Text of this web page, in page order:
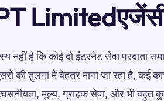
नहीं है कि कोई दो इंटरनेट सेवा प्रदाता
की तुलना में बेहतर माना जा रहा है, कई
मूल्य, ग्राहक सेवा, और भी